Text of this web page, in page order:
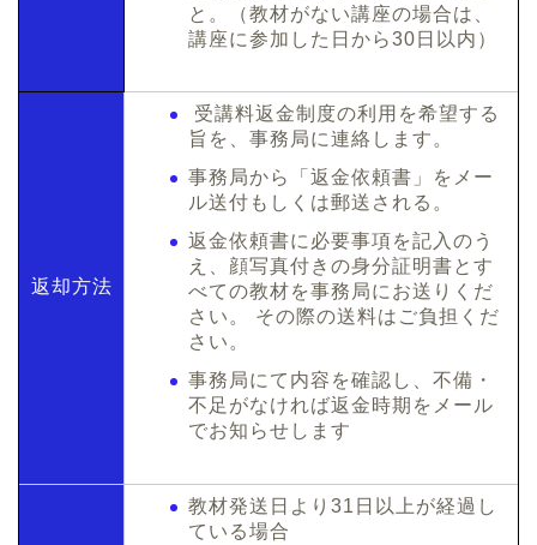
と。（教材がない講座の場合は、
講座に参加した日から30日以内）
返却方法
受講料返金制度の利用を希望する
旨を、事務局に連絡します。
事務局から「返金依頼書」をメー
ル送付もしくは郵送される。
返金依頼書に必要事項を記入のう
え、顔写真付きの身分証明書とす
べての教材を事務局にお送りくだ
さい。 その際の送料はご負担くだ
さい。
事務局にて内容を確認し、不備・
不足がなければ返金時期をメール
でお知らせします
教材発送日より31日以上が経過し
ている場合